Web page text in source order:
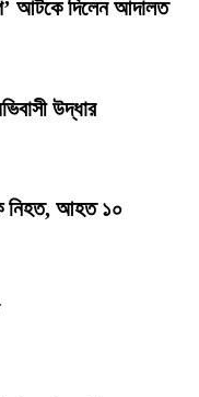
আটকে দিলেন আদালত
উদ্ধার
নিহত, আহত ১০